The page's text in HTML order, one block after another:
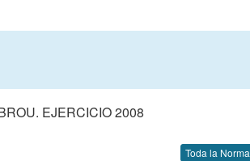
EJERCICIO 2008
Toda la Norma